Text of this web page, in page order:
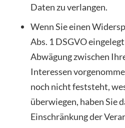
Daten zu verlangen.
Wenn Sie einen
Abs. 1 DSGVO
Abwägung zwischen
Interessen
noch nicht feststeht,
überwiegen, haben Sie
Einschränkung der